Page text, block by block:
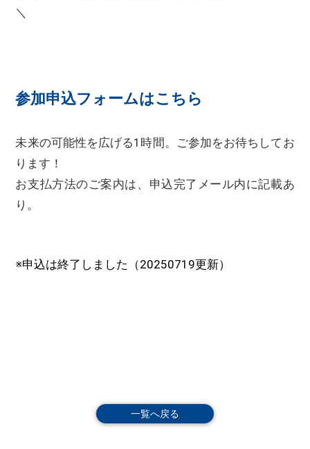
＼
参加申込フォームはこちら
未来の可能性を広げる1時間。ご参加をお待ちしてお
ります！
お支払方法のご案内は、申込完了メール内に記載あ
り。
※申込は終了しました（20250719更新）
一覧へ戻る